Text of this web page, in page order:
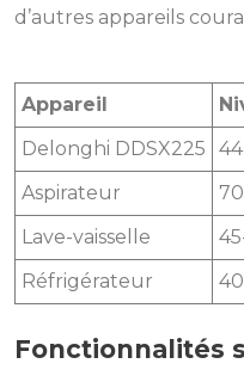
d’autres appareils
Appareil
Delonghi DDSX225
44
Aspirateur
Lave-vaisselle
Réfrigérateur
Fonctionnalités